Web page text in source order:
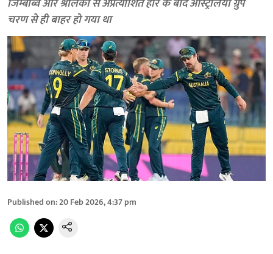
जिम्बाब्वे और श्रीलंका से अप्रत्याशित हार के बाद ऑस्ट्रेलिया ग्रुप
चरण से ही बाहर हो गया था
Published on:20 Feb 2026, 4:37 pm